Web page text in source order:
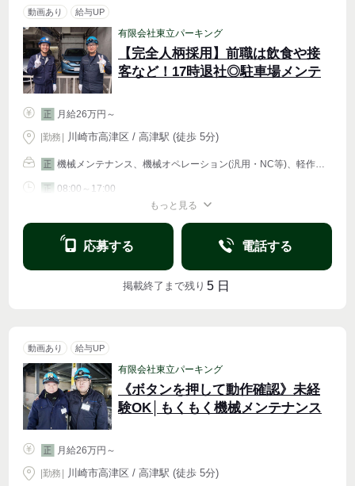
動画あり 給与UP
有限会社東立パーキング
【完全人柄採用】前職は飲食や接
客など！17時退社◎駐車場メンテ
正 月給26万円～
|勤務 川崎市高津区 / 高津駅 (徒歩 5分)
正 機械メンテナンス、機械オペレーション(汎用・NC等)、軽作業・物流その他
正 08:00～17:00
もっと見る
応募する 電話する
掲載終了まで残り 5 日
動画あり 給与UP
有限会社東立パーキング
《ボタンを押して動作確認》未経
験OK│もくもく機械メンテナンス
正 月給26万円～
|勤務 川崎市高津区 / 高津駅 (徒歩 5分)